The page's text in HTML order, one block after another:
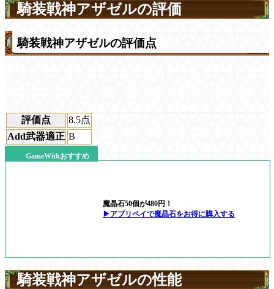
騎装戦神アザゼルの評価
騎装戦神アザゼルの評価点
評価点 8.5点
Add武器適正 B
GameWithおすすめ
魔晶石50個が480円！
▶アプリペイで魔晶石をお得に購入する
騎装戦神アザゼルの性能